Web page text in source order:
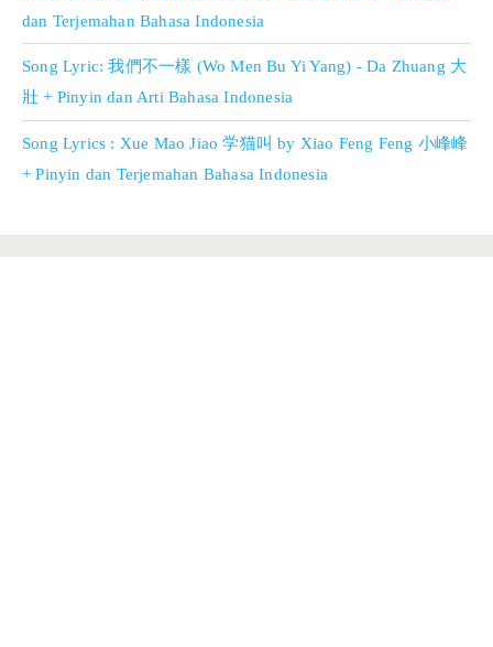
dan Terjemahan Bahasa Indonesia
Song Lyric: 我們不一樣 (Wo Men Bu Yi Yang) - Da Zhuang 大
壯 + Pinyin dan Arti Bahasa Indonesia
Song Lyrics : Xue Mao Jiao 学猫叫 by Xiao Feng Feng 小峰峰
+ Pinyin dan Terjemahan Bahasa Indonesia